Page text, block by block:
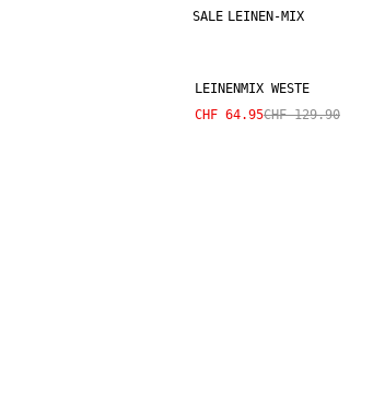
SALE LEINEN-MIX
LEINENMIX WESTE
CHF 64.95CHF 129.90